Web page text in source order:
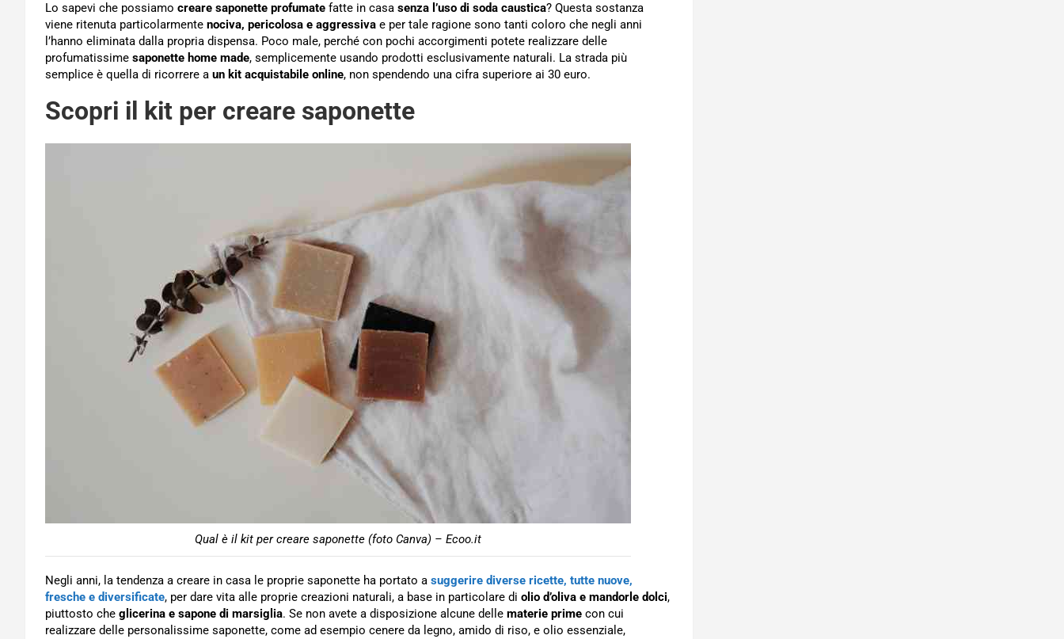
Lo sapevi che possiamo creare saponette profumate fatte in casa senza l’uso di soda caustica? Questa sostanza
viene ritenuta particolarmente nociva, pericolosa e aggressiva e per tale ragione sono tanti coloro che negli anni
l’hanno eliminata dalla propria dispensa. Poco male, perché con pochi accorgimenti potete realizzare delle
profumatissime saponette home made, semplicemente usando prodotti esclusivamente naturali. La strada più
semplice è quella di ricorrere a un kit acquistabile online, non spendendo una cifra superiore ai 30 euro.
Scopri il kit per creare saponette
Qual è il kit per creare saponette (foto Canva) – Ecoo.it
Negli anni, la tendenza a creare in casa le proprie saponette ha portato a suggerire diverse ricette, tutte nuove,
fresche e diversificate, per dare vita alle proprie creazioni naturali, a base in particolare di olio d’oliva e mandorle dolci,
piuttosto che glicerina e sapone di marsiglia. Se non avete a disposizione alcune delle materie prime con cui
realizzare delle personalissime saponette, come ad esempio cenere da legno, amido di riso, e olio essenziale,